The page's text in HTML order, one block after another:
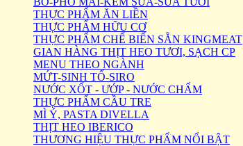
THỰC PHẨM ĂN LIỀN
THỰC PHẨM HỮU CƠ
THỰC PHẨM CHẾ BIẾN SẴN KINGMEAT
GIAN HÀNG THỊT HEO TƯƠI, SẠCH CP
MENU THEO NGÀNH
MỨT-SINH TỐ-SIRO
NƯỚC XỐT - ƯỚP - NƯỚC CHẤM
THỰC PHẨM CẦU TRE
MÌ Ý, PASTA DIVELLA
THỊT HEO IBERICO
THƯƠNG HIỆU THỰC PHẨM NỔI BẬT